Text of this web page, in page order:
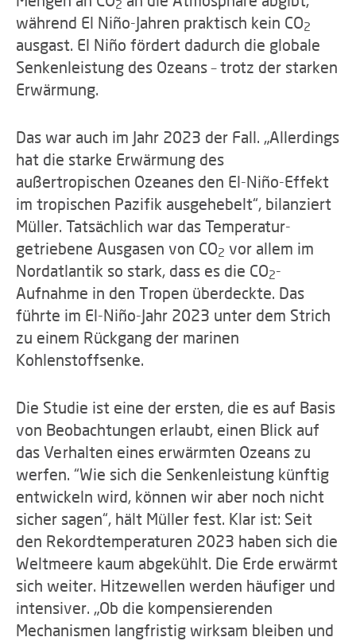
2
während El Niño-Jahren praktisch kein CO2
ausgast. El Niño fördert dadurch die globale
Senkenleistung des Ozeans – trotz der starken
Erwärmung.
Das war auch im Jahr 2023 der Fall. „Allerdings
hat die starke Erwärmung des
außertropischen Ozeanes den El-Niño-Effekt
im tropischen Pazifik ausgehebelt“, bilanziert
Müller. Tatsächlich war das Temperatur-
getriebene Ausgasen von CO2 vor allem im
Nordatlantik so stark, dass es die CO2-
Aufnahme in den Tropen überdeckte. Das
führte im El-Niño-Jahr 2023 unter dem Strich
zu einem Rückgang der marinen
Kohlenstoffsenke.
Die Studie ist eine der ersten, die es auf Basis
von Beobachtungen erlaubt, einen Blick auf
das Verhalten eines erwärmten Ozeans zu
werfen. “Wie sich die Senkenleistung künftig
entwickeln wird, können wir aber noch nicht
sicher sagen“, hält Müller fest. Klar ist: Seit
den Rekordtemperaturen 2023 haben sich die
Weltmeere kaum abgekühlt. Die Erde erwärmt
sich weiter. Hitzewellen werden häufiger und
intensiver. „Ob die kompensierenden
Mechanismen langfristig wirksam bleiben und